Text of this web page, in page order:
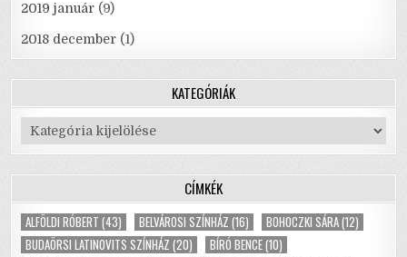
2019 január (9)
2018 december (1)
KATEGÓRIÁK
Kategóriák
CÍMKÉK
ALFÖLDI RÓBERT (43) BELVÁROSI SZÍNHÁZ (16) BOHOCZKI SÁRA(12)
BUDAÖRSI LATINOVITS SZÍNHÁZ (20) BÍRÓ BENCE(10)